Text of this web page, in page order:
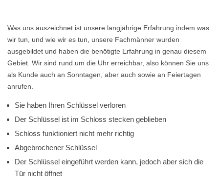
Was uns auszeichnet ist unsere langjährige Erfahrung indem was
wir tun, und wie wir es tun, unsere Fachmänner wurden
ausgebildet und haben die benötigte Erfahrung in genau diesem
Gebiet. Wir sind rund um die Uhr erreichbar, also können Sie uns
als Kunde auch an Sonntagen, aber auch sowie an Feiertagen
anrufen.
Sie haben Ihren Schlüssel verloren
Der Schlüssel ist im Schloss stecken geblieben
Schloss funktioniert nicht mehr richtig
Abgebrochener Schlüssel
Der Schlüssel eingeführt werden kann, jedoch aber sich die
Tür nicht öffnet